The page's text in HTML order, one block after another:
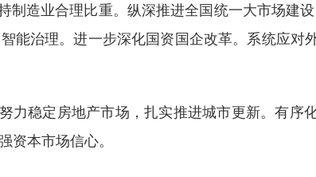
造业合理比重。纵深推进全国统一大市场建
能治理。进一步深化国资国企改革。系统应对
力稳定房地产市场，扎实推进城市更新。有序
资本市场信心。